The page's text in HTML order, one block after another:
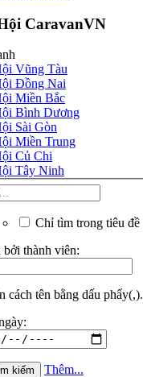
CaravanVN
Vũng Tàu
Đồng Nai
Miền Bắc
Bình Dương
Sài Gòn
Miền Trung
Củ Chi
Tây Ninh
Chỉ tìm trong tiêu đề
thành viên:
cách tên bằng dấu phẩy(,).
Thêm...